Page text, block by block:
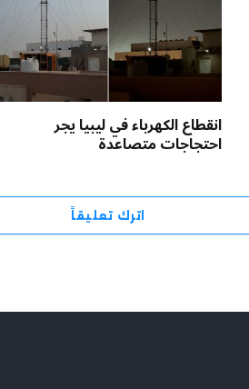
انقطاع الكهرباء في ليبيا يجر
احتجاجات متصاعدة
اترك تعليقاً